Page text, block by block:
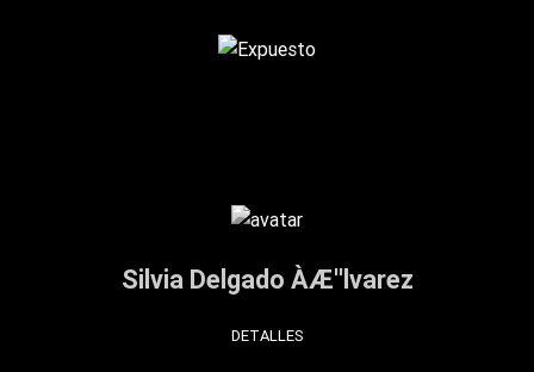
Silvia Delgado ÀÆ''lvarez
DETALLES